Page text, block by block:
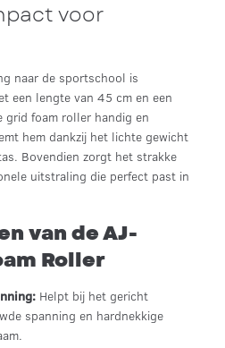
voor
naar de sportschool is
een lengte van 45 cm en een
grid foam roller handig en
hem dankzij het lichte gewicht
Bovendien zorgt het strakke
uitstraling die perfect past in
van de AJ-
Roller
Helpt bij het gericht
spanning en hardnekkige